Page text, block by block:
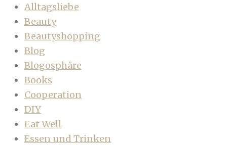
Alltagsliebe
Beauty
Beautyshopping
Blog
Blogosphäre
Books
Cooperation
DIY
Eat Well
Essen und Trinken